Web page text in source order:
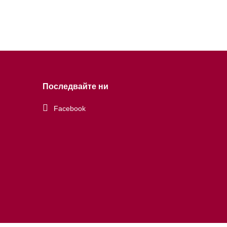
Последвайте ни
Facebook